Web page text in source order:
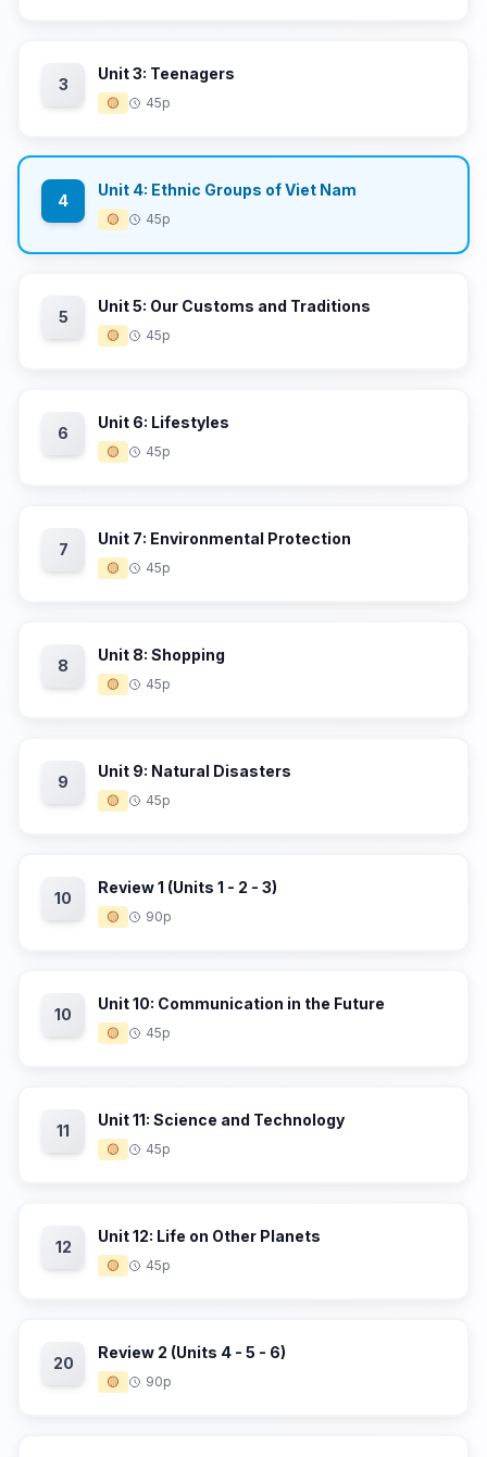
3
Unit 3: Teenagers
🟡 45p
4
Unit 4: Ethnic Groups of Viet Nam
🟡 45p
5
Unit 5: Our Customs and Traditions
🟡 45p
6
Unit 6: Lifestyles
🟡 45p
7
Unit 7: Environmental Protection
🟡 45p
8
Unit 8: Shopping
🟡 45p
9
Unit 9: Natural Disasters
🟡 45p
10
Review 1 (Units 1 - 2 - 3)
🟡 90p
10
Unit 10: Communication in the Future
🟡 45p
11
Unit 11: Science and Technology
🟡 45p
12
Unit 12: Life on Other Planets
🟡 45p
20
Review 2 (Units 4 - 5 - 6)
🟡 90p